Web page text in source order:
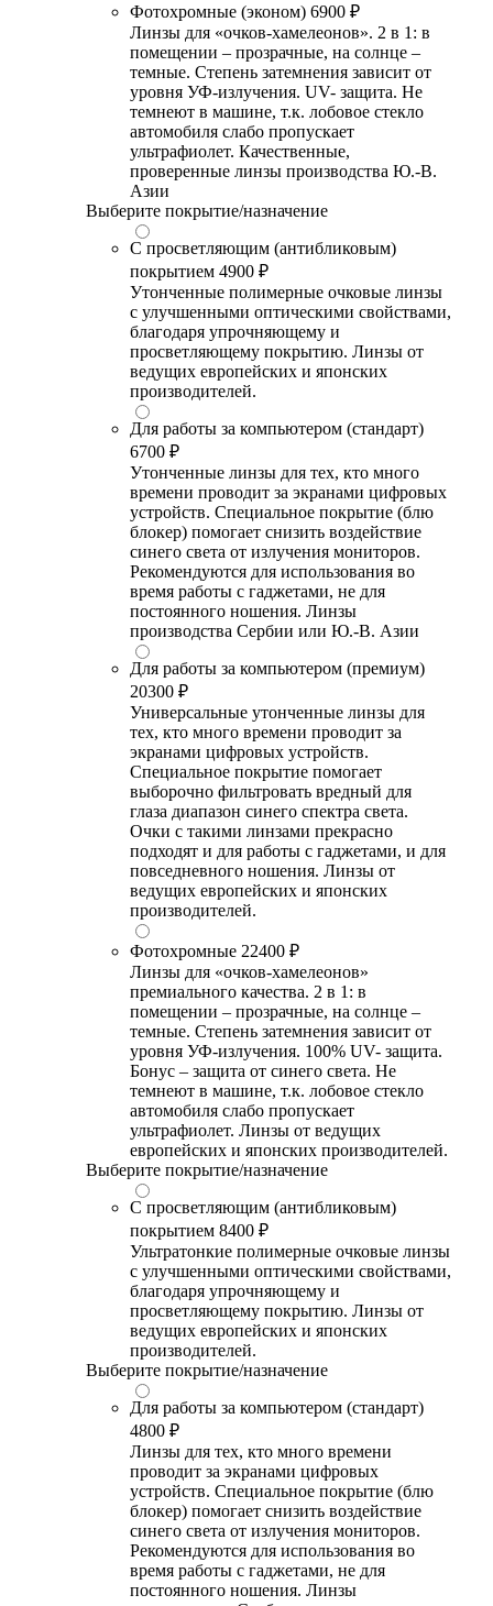
Фотохромные (эконом) 6900 ₽
Линзы для «очков-хамелеонов». 2 в 1: в
помещении – прозрачные, на солнце –
темные. Степень затемнения зависит от
уровня УФ-излучения. UV- защита. Не
темнеют в машине, т.к. лобовое стекло
автомобиля слабо пропускает
ультрафиолет. Качественные,
проверенные линзы производства Ю.-В.
Азии
Выберите покрытие/назначение
С просветляющим (антибликовым)
покрытием 4900 ₽
Утонченные полимерные очковые линзы
с улучшенными оптическими свойствами,
благодаря упрочняющему и
просветляющему покрытию. Линзы от
ведущих европейских и японских
производителей.
Для работы за компьютером (стандарт)
6700 ₽
Утонченные линзы для тех, кто много
времени проводит за экранами цифровых
устройств. Специальное покрытие (блю
блокер) помогает снизить воздействие
синего света от излучения мониторов.
Рекомендуются для использования во
время работы с гаджетами, не для
постоянного ношения. Линзы
производства Сербии или Ю.-В. Азии
Для работы за компьютером (премиум)
20300 ₽
Универсальные утонченные линзы для
тех, кто много времени проводит за
экранами цифровых устройств.
Специальное покрытие помогает
выборочно фильтровать вредный для
глаза диапазон синего спектра света.
Очки с такими линзами прекрасно
подходят и для работы с гаджетами, и для
повседневного ношения. Линзы от
ведущих европейских и японских
производителей.
Фотохромные 22400 ₽
Линзы для «очков-хамелеонов»
премиального качества. 2 в 1: в
помещении – прозрачные, на солнце –
темные. Степень затемнения зависит от
уровня УФ-излучения. 100% UV- защита.
Бонус – защита от синего света. Не
темнеют в машине, т.к. лобовое стекло
автомобиля слабо пропускает
ультрафиолет. Линзы от ведущих
европейских и японских производителей.
Выберите покрытие/назначение
С просветляющим (антибликовым)
покрытием 8400 ₽
Ультратонкие полимерные очковые линзы
с улучшенными оптическими свойствами,
благодаря упрочняющему и
просветляющему покрытию. Линзы от
ведущих европейских и японских
производителей.
Выберите покрытие/назначение
Для работы за компьютером (стандарт)
4800 ₽
Линзы для тех, кто много времени
проводит за экранами цифровых
устройств. Специальное покрытие (блю
блокер) помогает снизить воздействие
синего света от излучения мониторов.
Рекомендуются для использования во
время работы с гаджетами, не для
постоянного ношения. Линзы